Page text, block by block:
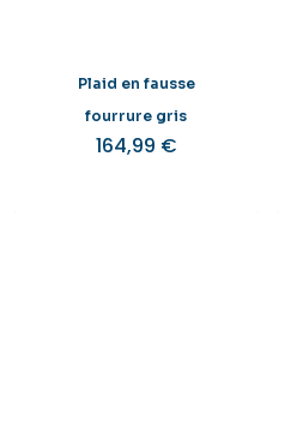
Plaid en fausse
fourrure gris
164,99 €